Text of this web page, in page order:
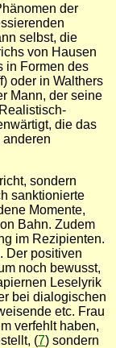
der
selbst, die
von Hausen
in Formen des
oder in Walthers
Mann, der seine
die das
sondern
sanktionierte
Momente,
Bahn. Zudem
im Rezipienten.
Der positiven
noch bewusst,
Leselyrik
bei dialogischen
etc. Frau
verfehlt haben,
(7) sondern